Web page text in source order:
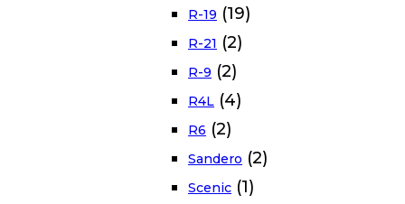
R-19 (19)
R-21 (2)
R-9 (2)
R4L (4)
R6 (2)
Sandero (2)
Scenic (1)